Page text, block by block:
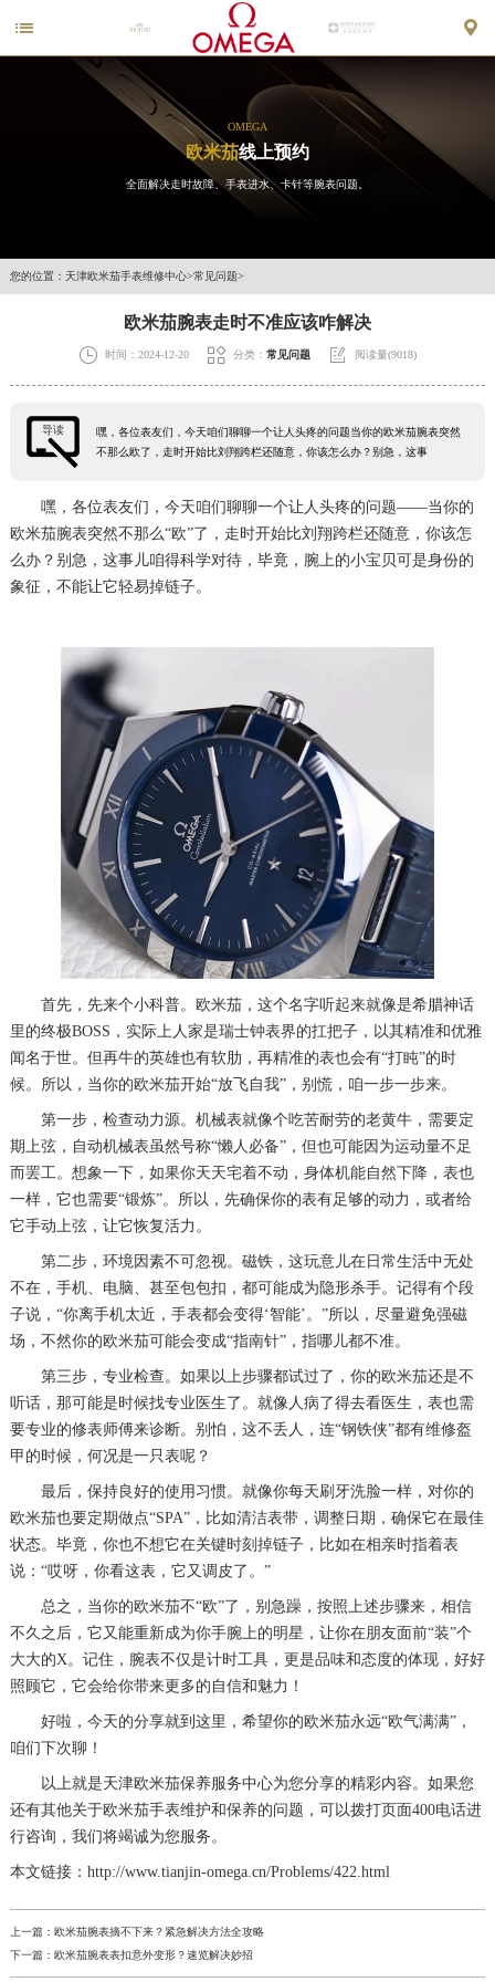
 
OMEGA
欧米茄线上预约
全面解决走时故障、手表进水、卡针等腕表问题。
您的位置： 天津欧米茄手表维修中心>常见问题>
欧米茄腕表走时不准应该咋解决
 时间：2024-12-20  分类： 常见问题  阅读量(9018)
导读
嘿，各位表友们，今天咱们聊聊一个让人头疼的问题当你的欧米茄腕表突然
不那么欧了，走时开始比刘翔跨栏还随意，你该怎么办？别急，这事
嘿，各位表友们，今天咱们聊聊一个让人头疼的问题——当你的
欧米茄腕表突然不那么“欧”了，走时开始比刘翔跨栏还随意，你该怎
么办？别急，这事儿咱得科学对待，毕竟，腕上的小宝贝可是身份的
象征，不能让它轻易掉链子。
首先，先来个小科普。欧米茄，这个名字听起来就像是希腊神话
里的终极BOSS，实际上人家是瑞士钟表界的扛把子，以其精准和优雅
闻名于世。但再牛的英雄也有软肋，再精准的表也会有“打盹”的时
候。所以，当你的欧米茄开始“放飞自我”，别慌，咱一步一步来。
第一步，检查动力源。机械表就像个吃苦耐劳的老黄牛，需要定
期上弦，自动机械表虽然号称“懒人必备”，但也可能因为运动量不足
而罢工。想象一下，如果你天天宅着不动，身体机能自然下降，表也
一样，它也需要“锻炼”。所以，先确保你的表有足够的动力，或者给
它手动上弦，让它恢复活力。
第二步，环境因素不可忽视。磁铁，这玩意儿在日常生活中无处
不在，手机、电脑、甚至包包扣，都可能成为隐形杀手。记得有个段
子说，“你离手机太近，手表都会变得‘智能’。”所以，尽量避免强磁
场，不然你的欧米茄可能会变成“指南针”，指哪儿都不准。
第三步，专业检查。如果以上步骤都试过了，你的欧米茄还是不
听话，那可能是时候找专业医生了。就像人病了得去看医生，表也需
要专业的修表师傅来诊断。别怕，这不丢人，连“钢铁侠”都有维修盔
甲的时候，何况是一只表呢？
最后，保持良好的使用习惯。就像你每天刷牙洗脸一样，对你的
欧米茄也要定期做点“SPA”，比如清洁表带，调整日期，确保它在最佳
状态。毕竟，你也不想它在关键时刻掉链子，比如在相亲时指着表
说：“哎呀，你看这表，它又调皮了。”
总之，当你的欧米茄不“欧”了，别急躁，按照上述步骤来，相信
不久之后，它又能重新成为你手腕上的明星，让你在朋友面前“装”个
大大的X。记住，腕表不仅是计时工具，更是品味和态度的体现，好好
照顾它，它会给你带来更多的自信和魅力！
好啦，今天的分享就到这里，希望你的欧米茄永远“欧气满满”，
咱们下次聊！
以上就是天津欧米茄保养服务中心为您分享的精彩内容。如果您
还有其他关于欧米茄手表维护和保养的问题，可以拨打页面400电话进
行咨询，我们将竭诚为您服务。
本文链接：http://www.tianjin-omega.cn/Problems/422.html
上一篇： 欧米茄腕表摘不下来？紧急解决方法全攻略
下一篇： 欧米茄腕表表扣意外变形？速览解决妙招